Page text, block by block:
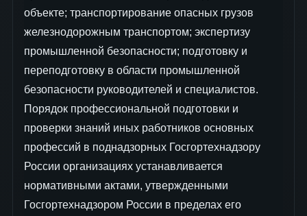
объекте; транспортирование опасных грузов
железнодорожным транспортом; экспертизу
промышленной безопасности; подготовку и
переподготовку в области промышленной
безопасности руководителей и специалистов.
Порядок профессиональной подготовки и
проверки знаний иных работников основных
профессий в поднадзорных Госгортехнадзору
России организациях устанавливается
нормативными актами, утвержденными
Госгортехнадзором России в пределах его